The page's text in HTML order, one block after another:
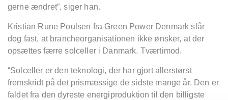
gerne ændret”, siger han.
Kristian Rune Poulsen fra Green Power Denmark slår
dog fast, at brancheorganisationen ikke ønsker, at der
opsættes færre solceller i Danmark. Tværtimod.
“Solceller er den teknologi, der har gjort allerstørst
fremskridt på det prismæssige de sidste mange år. Den er
faldet fra den dyreste energiproduktion til den billigste